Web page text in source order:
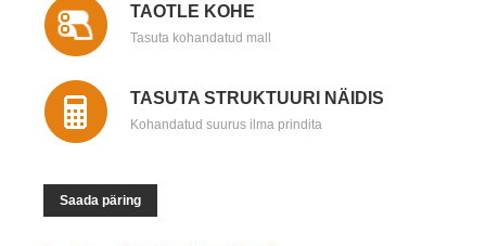
TAOTLE KOHE
Tasuta kohandatud mall
TASUTA STRUKTUURI NÄIDIS
Kohandatud suurus ilma prindita
Saada päring